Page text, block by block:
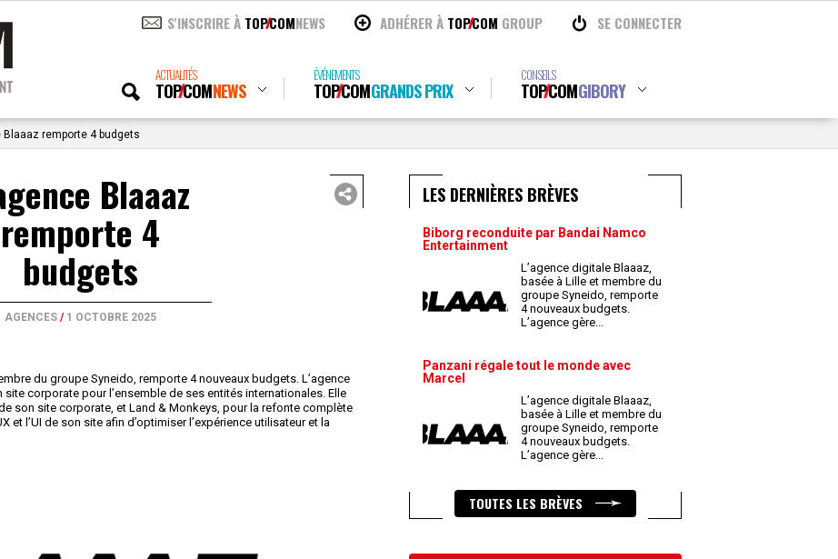
S'INSCRIRE À TOPCOMNEWS ADHÉRER À TOPCOM GROUP SE CONNECTER
ACTUALITÉS
TOPCOMNEWS
ÉVÉNEMENTS
TOPCOMGRANDS PRIX
CONSEILS
TOPCOMGIBORY
Blaaaz remporte 4 budgets
Blaaaz
remporte 4
budgets
AGENCES/ 1 OCTOBRE 2025
du groupe Syneido, remporte 4 nouveaux budgets. L’agence
corporate pour l’ensemble de ses entités internationales. Elle
son site corporate, et Land & Monkeys, pour la refonte complète
et l’UI de son site afin d’optimiser l’expérience utilisateur et la
LES DERNIÈRES BRÈVES
Biborg reconduite par Bandai Namco
Entertainment
L’agence digitale Blaaaz,
basée à Lille et membre du
groupe Syneido, remporte
4 nouveaux budgets.
L’agence gère...
Panzani régale tout le monde avec
Marcel
L’agence digitale Blaaaz,
basée à Lille et membre du
groupe Syneido, remporte
4 nouveaux budgets.
L’agence gère...
TOUTES LES BRÈVES